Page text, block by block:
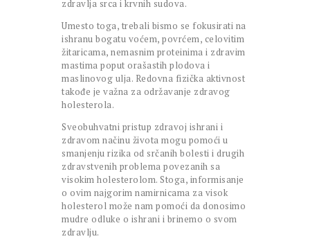
zdravlja srca i krvnih sudova.
Umesto toga, trebali bismo se fokusirati na
ishranu bogatu voćem, povrćem, celovitim
žitaricama, nemasnim proteinima i zdravim
mastima poput orašastih plodova i
maslinovog ulja. Redovna fizička aktivnost
takođe je važna za održavanje zdravog
holesterola.
Sveobuhvatni pristup zdravoj ishrani i
zdravom načinu života mogu pomoći u
smanjenju rizika od srčanih bolesti i drugih
zdravstvenih problema povezanih sa
visokim holesterolom. Stoga, informisanje
o ovim najgorim namirnicama za visok
holesterol može nam pomoći da donosimo
mudre odluke o ishrani i brinemo o svom
zdravlju.